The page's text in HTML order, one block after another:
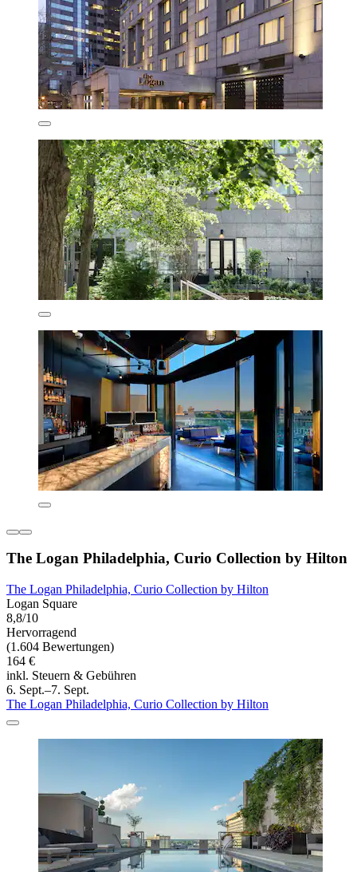
The Logan Philadelphia, Curio Collection by Hilton
The Logan Philadelphia, Curio Collection by Hilton
Logan Square
8,8/10
Hervorragend
(1.604 Bewertungen)
164 €
inkl. Steuern & Gebühren
6. Sept.–7. Sept.
The Logan Philadelphia, Curio Collection by Hilton